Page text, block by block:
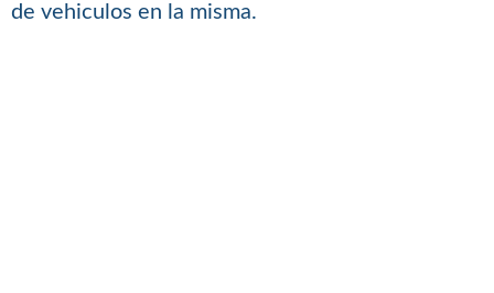
de vehiculos en la misma.